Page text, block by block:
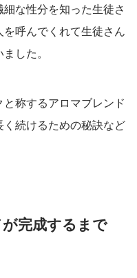
な性分を知った生徒さ
呼んでくれて生徒さん
した。
称するアロマブレンド
続けるための秘訣など
完成するまで